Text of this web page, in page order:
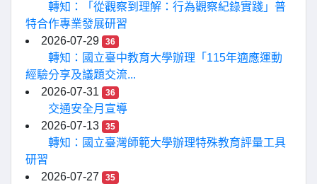
轉知：「從觀察到理解：行為觀察紀錄實踐」普
特合作專業發展研習
2026-07-29
36
轉知：國立臺中教育大學辦理「115年適應運動
經驗分享及議題交流...
2026-07-31
36
交通安全月宣導
2026-07-13
35
轉知：國立臺灣師範大學辦理特殊教育評量工具
研習
2026-07-27
35